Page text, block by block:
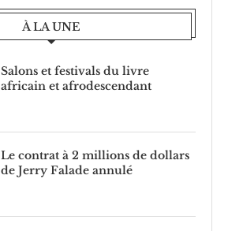
À LA UNE
Salons et festivals du livre
africain et afrodescendant
Le contrat à 2 millions de dollars
de Jerry Falade annulé